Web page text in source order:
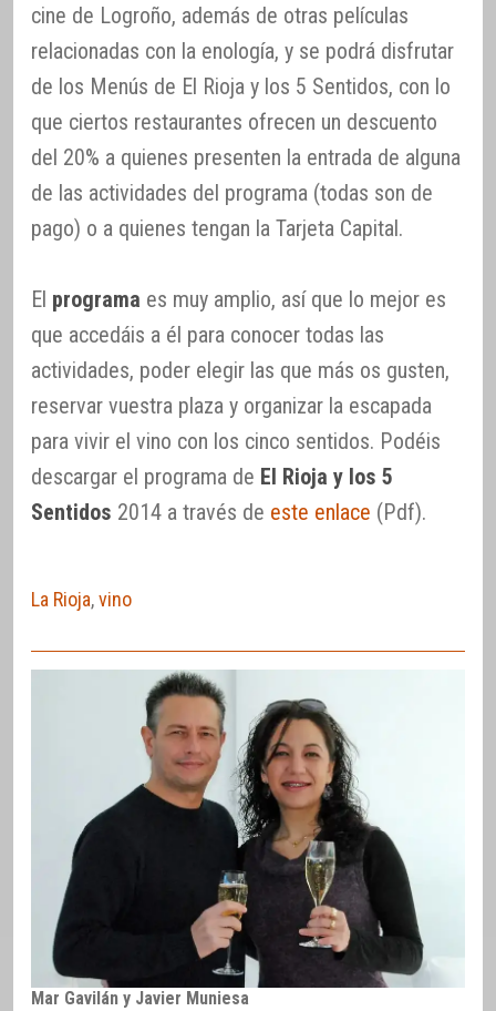
cine de Logroño, además de otras películas
relacionadas con la enología, y se podrá disfrutar
de los Menús de El Rioja y los 5 Sentidos, con lo
que ciertos restaurantes ofrecen un descuento
del 20% a quienes presenten la entrada de alguna
de las actividades del programa (todas son de
pago) o a quienes tengan la Tarjeta Capital.
El programa es muy amplio, así que lo mejor es
que accedáis a él para conocer todas las
actividades, poder elegir las que más os gusten,
reservar vuestra plaza y organizar la escapada
para vivir el vino con los cinco sentidos. Podéis
descargar el programa de El Rioja y los 5
Sentidos 2014 a través de este enlace (Pdf).
La Rioja,vino
Mar Gavilán y Javier Muniesa